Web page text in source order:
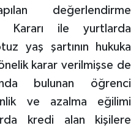
değerlendirme
Kararı ile yurtlarda
yaş şartının hukuka
karar verilmişse de
bulunan öğrenci
ve azalma eğilimi
kredi alan kişilere